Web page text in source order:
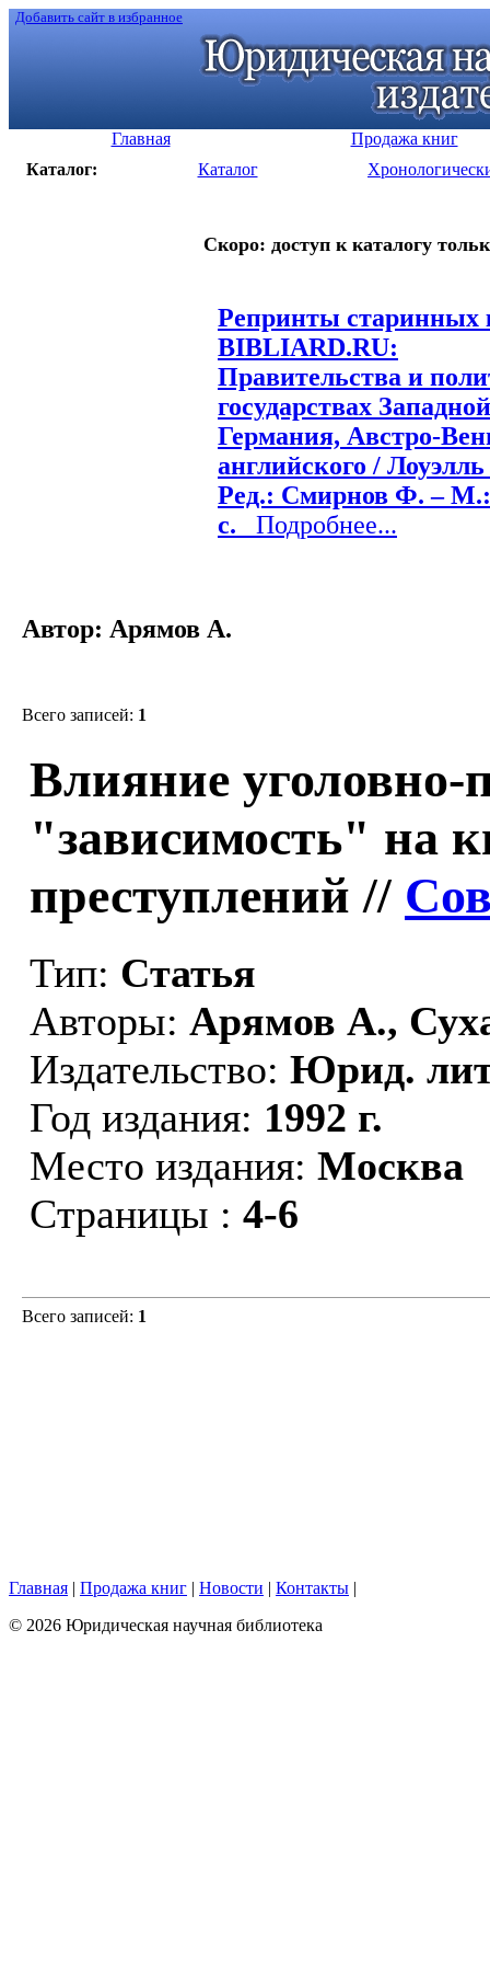
Добавить сайт в избранное
Главная
Продажа книг
Каталог:
Каталог
Скоро: доступ к каталогу
Репринты старинных
BIBLIARD.RU:
Правительства и
государствах
Германия, Австро-
английского /
Ред.: Смирнов Ф. – М.:
c. Подробнее...
Автор: Арямов А.
Всего записей: 1
Влияние уголовно-
"зависимость" на
преступлений //
Тип: Статья
Авторы: Арямов А.,
Издательство: Юрид.
Год издания: 1992 г.
Место издания: Москва
Страницы : 4-6
Всего записей: 1
Главная | Продажа книг | Новости | Контакты |
© 2026 Юридическая научная библиотека